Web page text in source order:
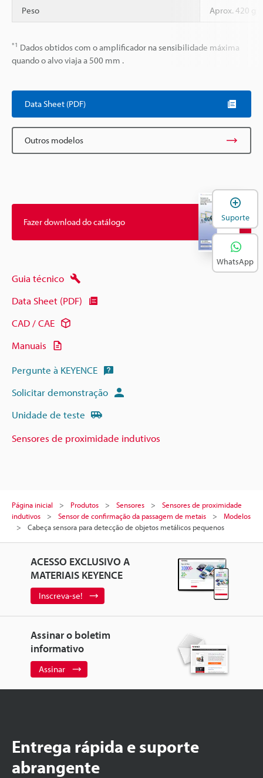
Peso Aprox. 420 g
*1 Dados obtidos com o amplificador na sensibilidade máxima
quando o alvo viaja a 500 mm .
Data Sheet (PDF)
Outros modelos
Fazer download do catálogo
Guia técnico
Data Sheet (PDF)
CAD / CAE
Manuais
Pergunte à KEYENCE
Solicitar demonstração
Unidade de teste
Sensores de proximidade indutivos
Página inicial Produtos Sensores
Sensores de proximidade
indutivos
Sensor de confirmação da passagem de metais
Modelos
Cabeça sensora para detecção de objetos metálicos pequenos
ACESSO EXCLUSIVO A
MATERIAIS KEYENCE
Inscreva-se!
Assinar o boletim
informativo
Assinar
Entrega rápida e suporte
abrangente
Suporte
WhatsApp